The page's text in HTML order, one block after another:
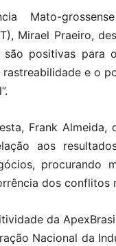
Mato-
Mirael Praeiro,
positivas para
e o
Frank
aos
procurando
dos conflitos
da
Nacional da